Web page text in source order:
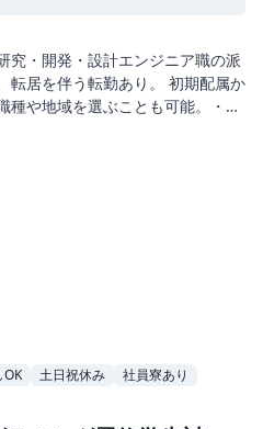
究・開発・設計エンジニア職の派
転居を伴う転勤あり。 初期配属か
種や地域を選ぶことも可能。・5
・7つの勤務エリア...
OK 土日祝休み 社員寮あり